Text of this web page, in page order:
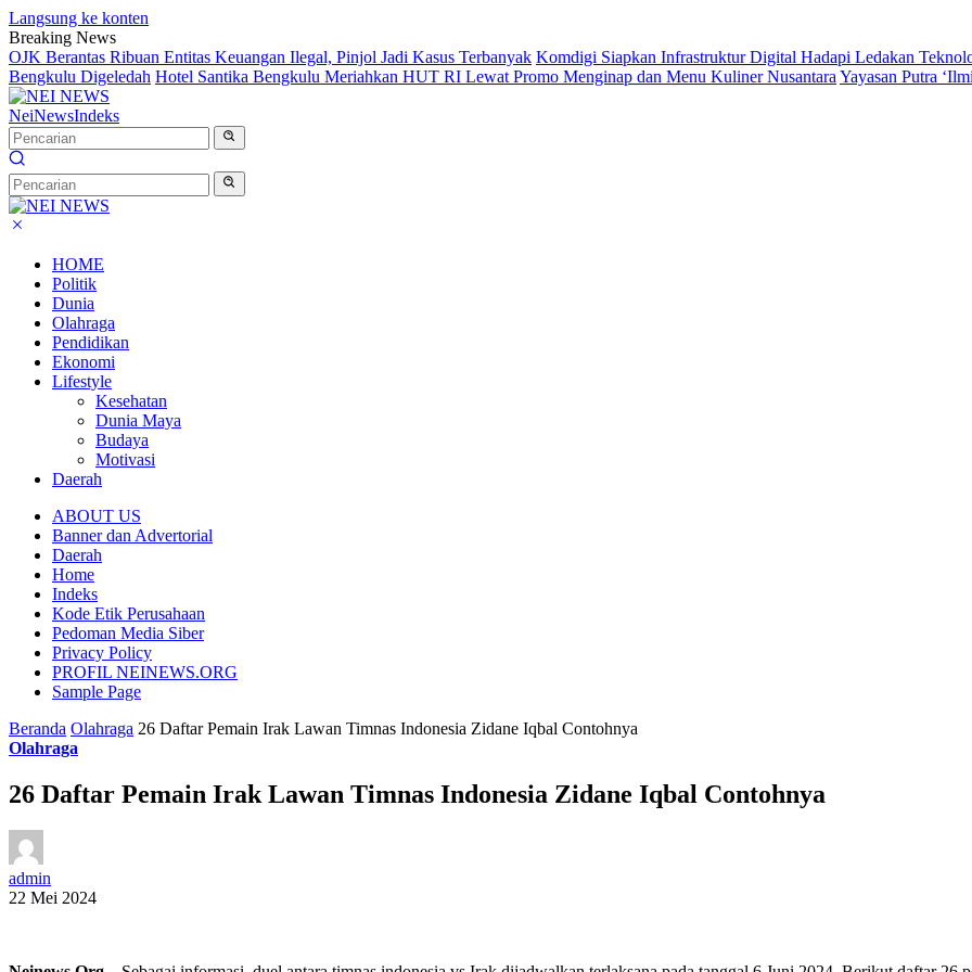
Langsung ke konten
Breaking News
OJK Berantas Ribuan Entitas Keuangan Ilegal, Pinjol Jadi Kasus Terbanyak Komdigi Siapkan Infrastruktur Digital Hadapi Ledakan
Bengkulu Digeledah Hotel Santika Bengkulu Meriahkan HUT RI Lewat Promo Menginap dan Menu Kuliner Nusantara Yayasan Putra
NeiNewsIndeks
HOME
Politik
Dunia
Olahraga
Pendidikan
Ekonomi
Lifestyle
Kesehatan
Dunia Maya
Budaya
Motivasi
Daerah
ABOUT US
Banner dan Advertorial
Daerah
Home
Indeks
Kode Etik Perusahaan
Pedoman Media Siber
Privacy Policy
PROFIL NEINEWS.ORG
Sample Page
Beranda Olahraga 26 Daftar Pemain Irak Lawan Timnas Indonesia Zidane Iqbal Contohnya
Olahraga
26 Daftar Pemain Irak Lawan Timnas Indonesia Zidane Iqbal Contohnya
admin
22 Mei 2024